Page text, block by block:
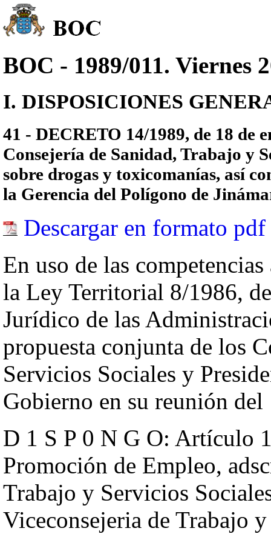
BOC - 1989/011. Viernes
I. DISPOSICIONES
41 - DECRETO 14/1989, de 18 de
Consejería de Sanidad, Trabajo y
sobre drogas y toxicomanías, así
la Gerencia del Polígono de
Descargar en formato pdf
En uso de las
la Ley Territorial 8/1986,
Jurídico de las
propuesta conjunta de los
Servicios Sociales y
Gobierno en su reunión del
D 1 S P 0 N G O: Artículo
Promoción de Empleo,
Trabajo y Servicios
Viceconsejeria de Trabajo